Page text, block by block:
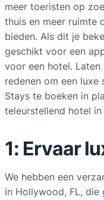
meer toeristen op
thuis en meer ruimte
bieden. Als dit je
geschikt voor een
voor een hotel.
redenen om een
Stays te boeken in
teleurstellend hotel
1: Ervaar
We hebben een
in Hollywood, FL, die